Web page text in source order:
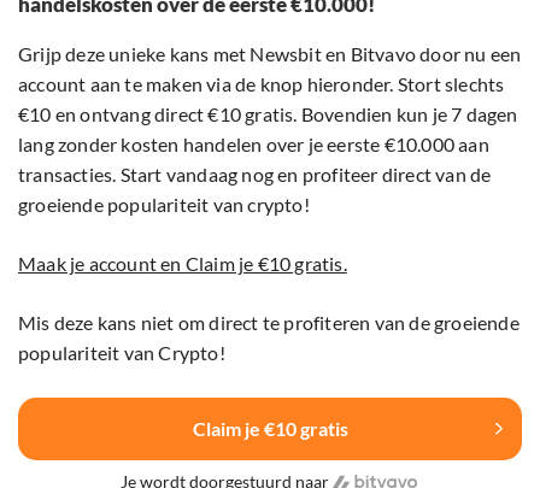
Grijp deze unieke kans met Newsbit en Bitvavo door nu een
account aan te maken via de knop hieronder. Stort slechts
€10 en ontvang direct €10 gratis. Bovendien kun je 7 dagen
lang zonder kosten handelen over je eerste €10.000 aan
transacties. Start vandaag nog en profiteer direct van de
groeiende populariteit van crypto!
Maak je account en Claim je €10 gratis.
Mis deze kans niet om direct te profiteren van de groeiende
populariteit van Crypto!
Claim je €10 gratis
Je wordt doorgestuurd naar